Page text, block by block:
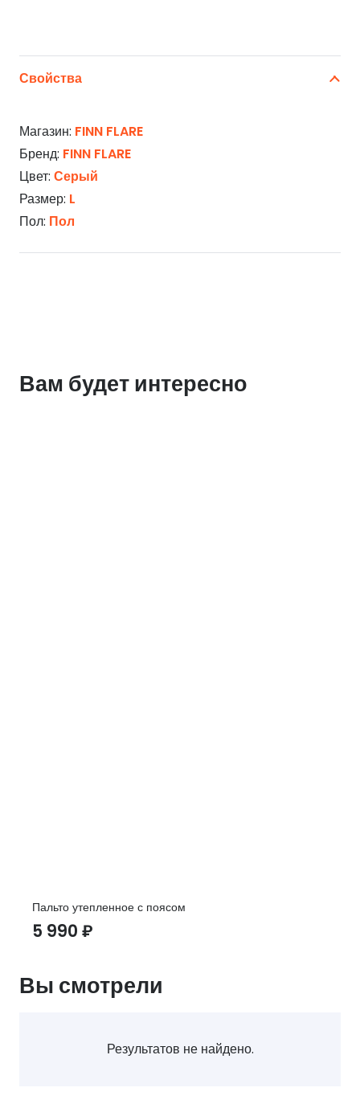
Свойства
Магазин: FINN FLARE
Бренд: FINN FLARE
Цвет: Серый
Размер: L
Пол: Пол
Вам будет интересно
Пальто утепленное с поясом
5 990 ₽
Вы смотрели
Результатов не найдено.